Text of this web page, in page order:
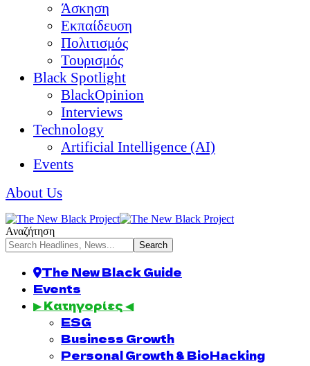
Άσκηση
Εκπαίδευση
Πολιτισμός
Τουρισμός
Black Spotlight
BlackOpinion
Interviews
Technology
Artificial Intelligence (AI)
Events
About Us
Αναζήτηση
The New Black Guide
Events
▶ Κατηγορίες ◀
ESG
Business Growth
Personal Growth & BioHacking